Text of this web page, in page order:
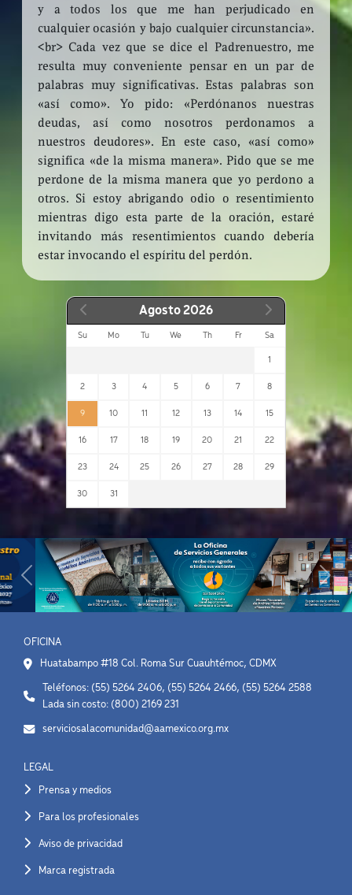
Agosto 2026
Su Mo Tu We Th Fr Sa
1
2 3 4 5 6 7 8
9 10 11 12 13 14 15
16 17 18 19 20 21 22
23 24 25 26 27 28 29
30 31
y a todos los que me han perjudicado en
cualquier ocasión y bajo cualquier circunstancia».
<br> Cada vez que se dice el Padrenuestro, me
resulta muy conveniente pensar en un par de
palabras muy significativas. Estas palabras son
«así como». Yo pido: «Perdónanos nuestras
deudas, así como nosotros perdonamos a
nuestros deudores». En este caso, «así como»
significa «de la misma manera». Pido que se me
perdone de la misma manera que yo perdono a
otros. Si estoy abrigando odio o resentimiento
mientras digo esta parte de la oración, estaré
invitando más resentimientos cuando debería
estar invocando el espíritu del perdón.
Previous Next
OFICINA
Huatabampo #18 Col. Roma Sur Cuauhtémoc, CDMX
Teléfonos: (55) 5264 2406, (55) 5264 2466, (55) 5264 2588
Lada sin costo: (800) 2169 231
serviciosalacomunidad@aamexico.org.mx
LEGAL
Prensa y medios
Para los profesionales
Aviso de privacidad
Marca registrada